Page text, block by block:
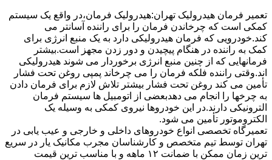
تعمیر فرمان هیدرولیک تهران:هیدرولیک فرمان،در واقع یک سیستم
کمکی است که چرخاندن فرمان را برای راننده آسانتر می
کند.خودرویی که فرمان هیدرولیکی دارد به یک منبع انرژی برای
کمک به راننده در هنگام پیچیدن و دور زدن مجهز است.بیشتر
فرمانهایی که از چنین منبع انرژی برخوردار می شوند هیدرولیکی
اند.وقتی راننده فلکه فرمان را می چرخاند پمپی روغن تحت فشار
تأمین می کند روغن تحت فشار بیشتر تلاش لازم برای فرمان دادن
به چرخها را انجام می دهدبعضی از اتومبیل ها سیستم فرمان
الترونیکی دارند.در این خودروها نیروی کمکی به وسیله یک
الکتروموتور تأمین می شود.
تعمیرگاه تخصصی انواع خودروهای داخلی و خارجی و عیب یابی در
تهران توسط تیم متخصص و کارشناسان مجرب مکانیک یار در سریع
ترین زمان ممکن با ضمانت ۱۲ ماهه و با مناسب ترین قیمت